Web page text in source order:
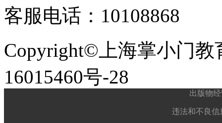
客服电话：10108868
Copyright©上海掌小门教
16015460号-28
出版物
违法和不良信